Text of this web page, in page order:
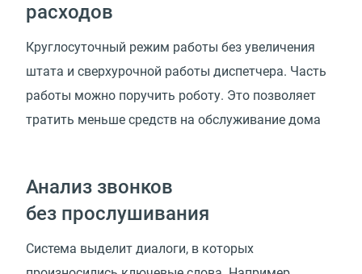
расходов
Круглосуточный режим работы без увеличения
штата и сверхурочной работы диспетчера. Часть
работы можно поручить роботу. Это позволяет
тратить меньше средств на обслуживание дома
Анализ звонков
без прослушивания
Система выделит диалоги, в которых